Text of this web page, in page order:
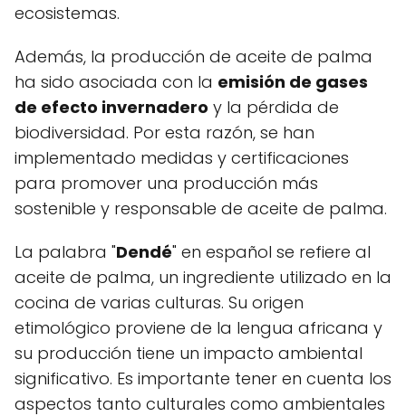
ecosistemas.
Además, la producción de aceite de palma
ha sido asociada con la emisión de gases
de efecto invernadero y la pérdida de
biodiversidad. Por esta razón, se han
implementado medidas y certificaciones
para promover una producción más
sostenible y responsable de aceite de palma.
La palabra "Dendé" en español se refiere al
aceite de palma, un ingrediente utilizado en la
cocina de varias culturas. Su origen
etimológico proviene de la lengua africana y
su producción tiene un impacto ambiental
significativo. Es importante tener en cuenta los
aspectos tanto culturales como ambientales